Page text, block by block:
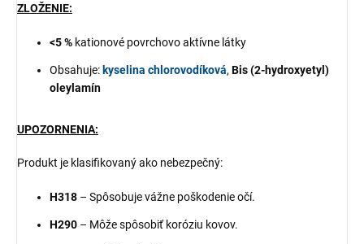
ZLOŽENIE:
<5 % kationové povrchovo aktívne látky
Obsahuje: kyselina chlorovodíková, Bis (2-hydroxyetyl)
oleylamín
UPOZORNENIA:
Produkt je klasifikovaný ako nebezpečný:
H318 – Spôsobuje vážne poškodenie očí.
H290 – Môže spôsobiť koróziu kovov.